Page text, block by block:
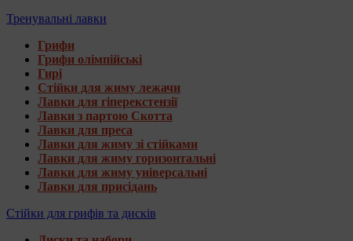
Тренувальні лавки
Грифи
Грифи олімпійські
Гирі
Стійки для жиму лежачи
Лавки для гіперекстензії
Лавки з партою Скотта
Лавки для преса
Лавки для жиму зі стійками
Лавки для жиму горизонтальні
Лавки для жиму універсальні
Лавки для присідань
Стійки для грифів та дисків